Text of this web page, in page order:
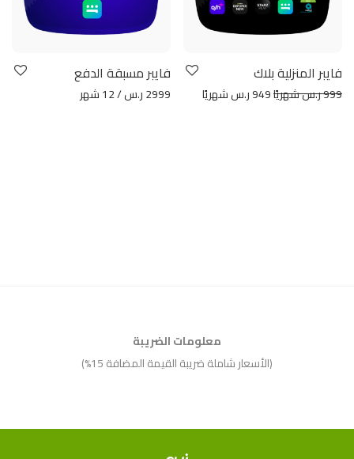
فايبر المنزلية بلاك
999 ر.س شهريًا
فايبر مسبقة الدفع
2999 ر.س / 12 شهر
معلومات الضريبة
(الأسعار شاملة ضريبة القيمة المضافة 15%)